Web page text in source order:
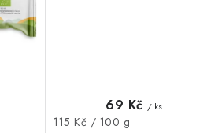
69 Kč / ks
Měrná
115 Kč / 100 g